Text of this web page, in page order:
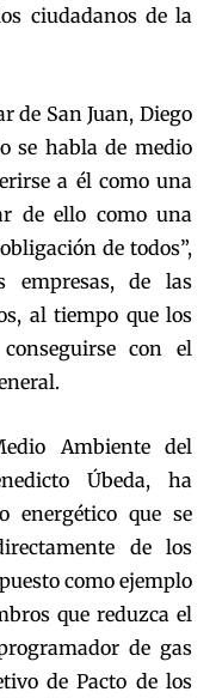
ciudadanos de la
de San Juan, Diego
se habla de medio
a él como una
de ello como una
de todos”,
empresas, de las
al tiempo que los
con el
Ambiente del
Úbeda, ha
energético que se
de los
como ejemplo
que reduzca el
de gas
de Pacto de los